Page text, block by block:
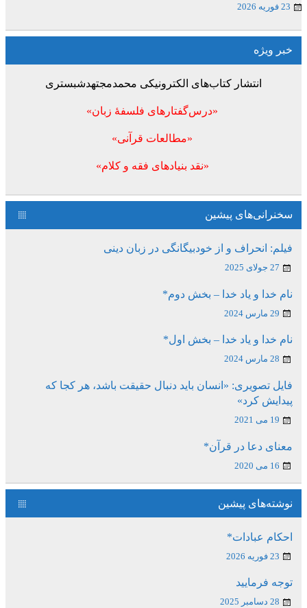
23 فوریه 2026
خبر ویژه
انتشار کتاب‌های الکترونیکی محمدمجتهدشبستری
«درس‌گفتارهای فلسفۀ زبان»
«مطالعات قرآنی»
«نقد بنیادهای فقه و کلام»
سخنرانی‌های پیشین
فیلم: انحراف و از خودبیگانگی در زبان دینی
27 جولای 2025
نام خدا و یاد خدا – بخش دوم*
29 مارس 2024
نام خدا و یاد خدا – بخش اول*
28 مارس 2024
فایل تصویری: «انسان باید دنبال حقیقت باشد، هر کجا که
پیدایش کرد»
19 می 2021
معنای دعا در قرآن*
16 می 2020
نوشته‌های پیشین
احکام عبادات*
23 فوریه 2026
توجه فرمایید
28 دسامبر 2025